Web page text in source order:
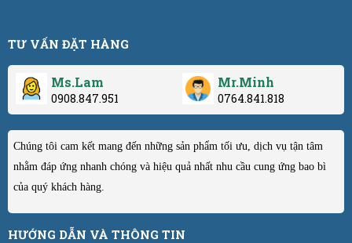
TƯ VẤN ĐẶT HÀNG
Ms.Lam
0908.847.951
Mr.Minh
0764.841.818
Chúng tôi cam kết mang đến những sản phẩm tối ưu, dịch vụ tận tâm
nhằm đáp ứng nhanh chóng và hiệu quả nhất nhu cầu cung ứng bao bì
của quý khách hàng.
HƯỚNG DẪN VÀ THÔNG TIN